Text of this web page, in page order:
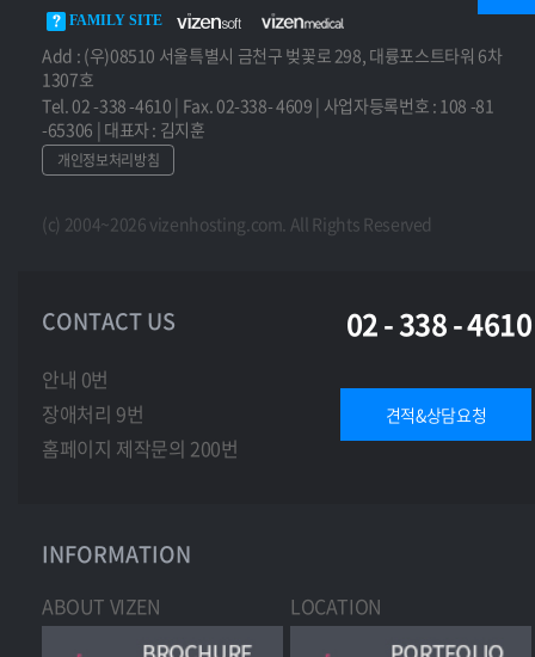
FAMILY SITE
Add : (우)08510 서울특별시 금천구 벚꽃로 298, 대륭포스트타워 6차
1307호
Tel. 02 -338 -4610 | Fax. 02-338- 4609 | 사업자등록번호 : 108 -81
-65306 | 대표자 : 김지훈
개인정보처리방침
(c) 2004~2026 vizenhosting.com. All Rights Reserved
CONTACT US 02 - 338 - 4610
안내 0번
장애처리 9번
홈페이지 제작문의 200번
견적&상담요청
INFORMATION
ABOUT VIZEN LOCATION